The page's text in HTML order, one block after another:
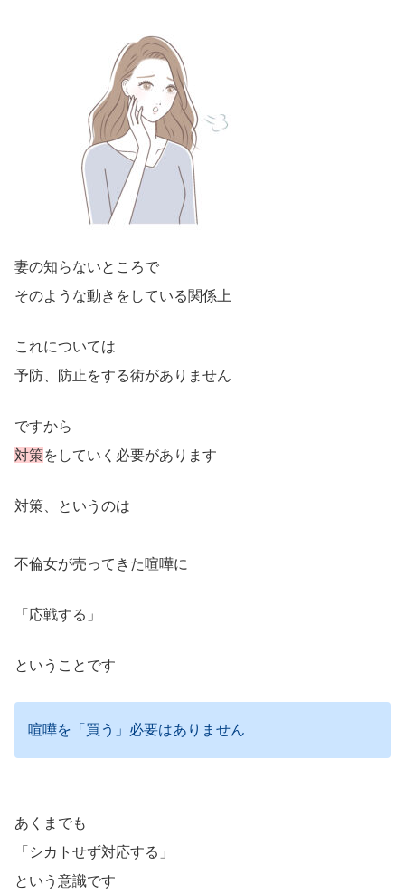
妻の知らないところで
そのような動きをしている関係上
これについては
予防、防止をする術がありません
ですから
対策をしていく必要があります
対策、というのは
不倫女が売ってきた喧嘩に
「応戦する」
ということです
喧嘩を「買う」必要はありません
あくまでも
「シカトせず対応する」
という意識です